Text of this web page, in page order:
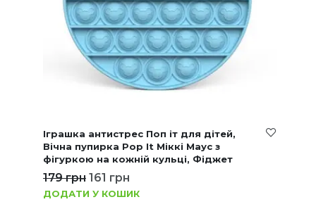
Іграшка антистрес Поп іт для дітей,
Вічна пупирка Pop It Міккі Маус з
фігуркою на кожній кульці, Фіджет
179грн 161 грн
ДОДАТИ У КОШИК